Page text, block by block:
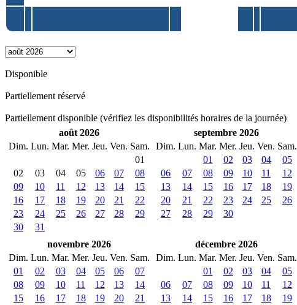
Disponible
Partiellement réservé
Partiellement disponible (vérifiez les disponibilités horaires de la journée)
août 2026
Dim. Lun. Mar. Mer. Jeu. Ven. Sam.
01
02
03 04 05 06 07
08
09
10 11 12 13 14
15
16
17 18 19 20 21
22
23
24 25 26 27 28
29
30
31
septembre 2026
Dim. Lun. Mar. Mer. Jeu. Ven. Sam.
01
02 03 04
05
06
07 08 09 10 11
12
13
14 15 16 17 18
19
20
21 22 23 24 25
26
27
28 29 30
novembre 2026
Dim. Lun. Mar. Mer. Jeu. Ven. Sam.
01
02 03 04 05 06
07
08
09 10 11 12 13
14
15
16 17 18 19 20 21
décembre 2026
Dim. Lun. Mar. Mer. Jeu. Ven. Sam.
01
02 03 04
05
06
07 08 09 10 11
12
13
14 15 16 17 18 19